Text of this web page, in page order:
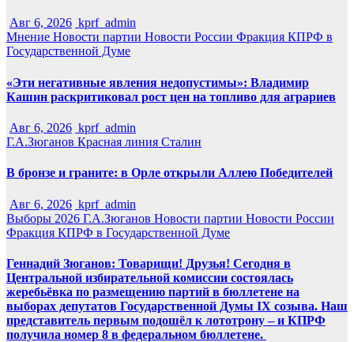
Авг 6, 2026 kprf_admin
Мнение Новости партии Новости России Фракция КПРФ в
Государственной Думе
«Эти негативные явления недопустимы»: Владимир
Кашин раскритиковал рост цен на топливо для аграриев
Авг 6, 2026 kprf_admin
Г.А.Зюганов Красная линия Сталин
В бронзе и граните: в Орле открыли Аллею Победителей
Авг 6, 2026 kprf_admin
Выборы 2026 Г.А.Зюганов Новости партии Новости России
Фракция КПРФ в Государственной Думе
Геннадий Зюганов: Товарищи! Друзья! Сегодня в
Центральной избирательной комиссии состоялась
жеребьёвка по размещению партий в бюллетене на
выборах депутатов Государственной Думы IX созыва. Наш
представитель первым подошёл к лототрону – и КПРФ
получила номер 8 в федеральном бюллетене.